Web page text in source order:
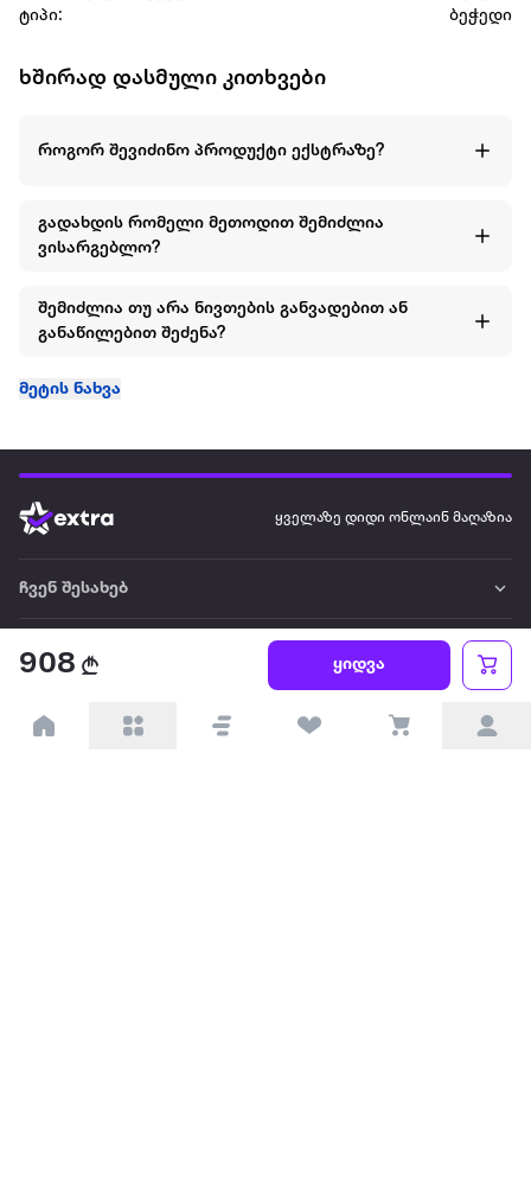
908 ყიდვა
ტიპი:
ბეჭედი
ხშირად დასმული კითხვები
როგორ შევიძინო პროდუქტი ექსტრაზე?
გადახდის რომელი მეთოდით შემიძლია
ვისარგებლო?
შემიძლია თუ არა ნივთების განვადებით ან
განაწილებით შეძენა?
მეტის ნახვა
ყველაზე დიდი ონლაინ მაღაზია
ჩვენ შესახებ
წესები და პირობები